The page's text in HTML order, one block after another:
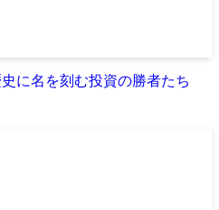
に名を刻む投資の勝者たち